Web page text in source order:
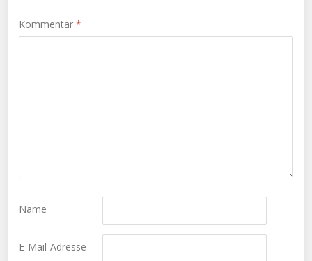
Kommentar*
Name
E-Mail-Adresse